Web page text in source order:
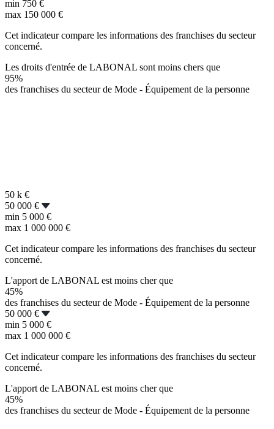
min 750 €
max 150 000 €
Cet indicateur compare les informations des franchises du secteur
concerné.
Les droits d'entrée de LABONAL sont moins chers que
95%
des franchises du secteur de Mode - Équipement de la personne
50 k €
50 000 €
min 5 000 €
max 1 000 000 €
Cet indicateur compare les informations des franchises du secteur
concerné.
L'apport de LABONAL est moins cher que
45%
des franchises du secteur de Mode - Équipement de la personne
50 000 €
min 5 000 €
max 1 000 000 €
Cet indicateur compare les informations des franchises du secteur
concerné.
L'apport de LABONAL est moins cher que
45%
des franchises du secteur de Mode - Équipement de la personne